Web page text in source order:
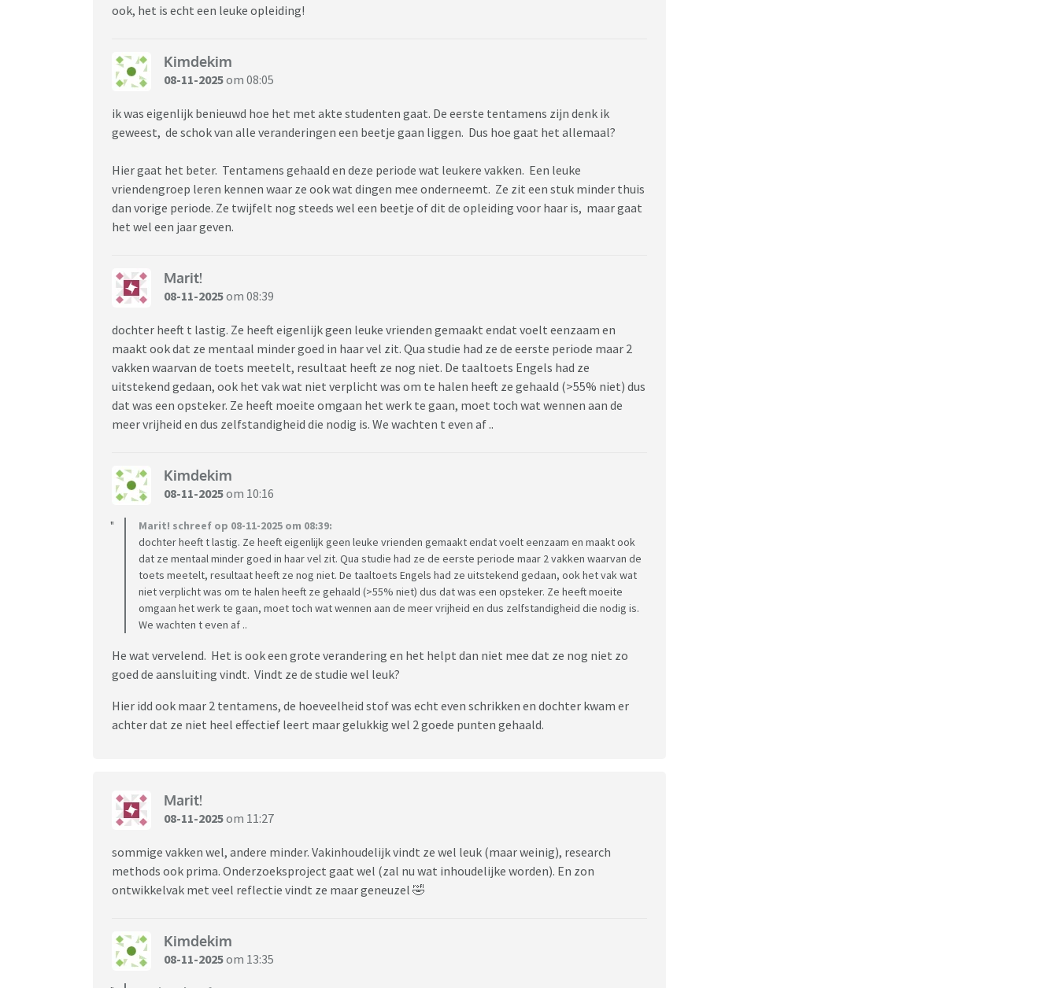
ook, het is echt een leuke opleiding!
Kimdekim
08-11-2025om 08:05
ik was eigenlijk benieuwd hoe het met akte studenten gaat. De eerste tentamens zijn denk ik
geweest, de schok van alle veranderingen een beetje gaan liggen. Dus hoe gaat het allemaal?
Hier gaat het beter. Tentamens gehaald en deze periode wat leukere vakken. Een leuke
vriendengroep leren kennen waar ze ook wat dingen mee onderneemt. Ze zit een stuk minder thuis
dan vorige periode. Ze twijfelt nog steeds wel een beetje of dit de opleiding voor haar is, maar gaat
het wel een jaar geven.
Marit!
08-11-2025om 08:39
dochter heeft t lastig. Ze heeft eigenlijk geen leuke vrienden gemaakt endat voelt eenzaam en
maakt ook dat ze mentaal minder goed in haar vel zit. Qua studie had ze de eerste periode maar 2
vakken waarvan de toets meetelt, resultaat heeft ze nog niet. De taaltoets Engels had ze
uitstekend gedaan, ook het vak wat niet verplicht was om te halen heeft ze gehaald (>55% niet) dus
dat was een opsteker. Ze heeft moeite omgaan het werk te gaan, moet toch wat wennen aan de
meer vrijheid en dus zelfstandigheid die nodig is. We wachten t even af ..
Kimdekim
08-11-2025om 10:16
Marit! schreef op 08-11-2025 om 08:39:
dochter heeft t lastig. Ze heeft eigenlijk geen leuke vrienden gemaakt endat voelt eenzaam en maakt ook
dat ze mentaal minder goed in haar vel zit. Qua studie had ze de eerste periode maar 2 vakken waarvan de
toets meetelt, resultaat heeft ze nog niet. De taaltoets Engels had ze uitstekend gedaan, ook het vak wat
niet verplicht was om te halen heeft ze gehaald (>55% niet) dus dat was een opsteker. Ze heeft moeite
omgaan het werk te gaan, moet toch wat wennen aan de meer vrijheid en dus zelfstandigheid die nodig is.
We wachten t even af ..
He wat vervelend. Het is ook een grote verandering en het helpt dan niet mee dat ze nog niet zo
goed de aansluiting vindt. Vindt ze de studie wel leuk?
Hier idd ook maar 2 tentamens, de hoeveelheid stof was echt even schrikken en dochter kwam er
achter dat ze niet heel effectief leert maar gelukkig wel 2 goede punten gehaald.
Marit!
08-11-2025om 11:27
sommige vakken wel, andere minder. Vakinhoudelijk vindt ze wel leuk (maar weinig), research
methods ook prima. Onderzoeksproject gaat wel (zal nu wat inhoudelijke worden). En zon
ontwikkelvak met veel reflectie vindt ze maar geneuzel 🤣
Kimdekim
08-11-2025om 13:35